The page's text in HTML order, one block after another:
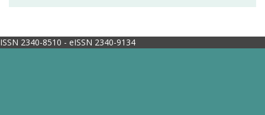
ISSN 2340-8510 - eISSN 2340-9134